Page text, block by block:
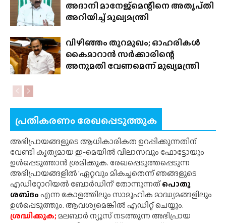
അദാനി മാനേജ്‍മെന്റിനെ അതൃപ്‌തി
അറിയിച്ച് മുഖ്യമന്ത്രി
വിഴിഞ്ഞം തുറമുഖം; ഓഹരികൾ
കൈമാറാൻ സർക്കാരിന്റെ
അനുമതി വേണമെന്ന് മുഖ്യമന്ത്രി
പ്രതികരണം രേഖപ്പെടുത്തുക
അഭിപ്രായങ്ങളുടെ ആധികാരികത ഉറപ്പിക്കുന്നതിന്
വേണ്ടി കൃത്യമായ ഇ-മെയിൽ വിലാസവും ഫോട്ടോയും
ഉൾപ്പെടുത്താൻ ശ്രമിക്കുക. രേഖപ്പെടുത്തപ്പെടുന്ന
അഭിപ്രായങ്ങളിൽ 'ഏറ്റവും മികച്ചതെന്ന് ഞങ്ങളുടെ
എഡിറ്റോറിയൽ ബോർഡിന്' തോന്നുന്നത്പൊതു
ശബ്‌ദംഎന്ന കോളത്തിലും സാമൂഹിക മാദ്ധ്യമങ്ങളിലും
ഉൾപ്പെടുത്തും. ആവശ്യമെങ്കിൽ എഡിറ്റ് ചെയ്യും.
ശ്രദ്ധിക്കുക;മലബാർ ന്യൂസ് നടത്തുന്ന അഭിപ്രായ